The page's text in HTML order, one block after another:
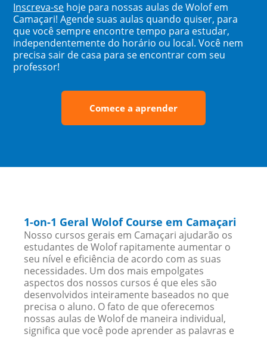
Inscreva-se hoje para nossas aulas de Wolof em
Camaçari! Agende suas aulas quando quiser, para
que você sempre encontre tempo para estudar,
independentemente do horário ou local. Você nem
precisa sair de casa para se encontrar com seu
professor!
Comece a aprender
1-on-1 Geral Wolof Course em Camaçari
Nosso cursos gerais em Camaçari ajudarão os
estudantes de Wolof rapitamente aumentar o
seu nível e eficiência de acordo com as suas
necessidades. Um dos mais empolgates
aspectos dos nossos cursos é que eles são
desenvolvidos inteiramente baseados no que
precisa o aluno. O fato de que oferecemos
nossas aulas de Wolof de maneira individual,
significa que você pode aprender as palavras e